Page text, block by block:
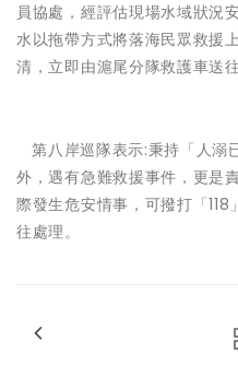
員協處，經評估現場水域狀況
水以拖帶方式將落海民眾救援
清，立即由滬尾分隊救護車送
第八岸巡隊表示:秉持「人溺
外，遇有急難救援事件，更是
際發生危安情事，可撥打「
往處理。